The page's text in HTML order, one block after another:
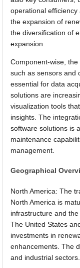
operational
the expansion of
the diversification of
expansion.
Component-wise,
such as sensors and
essential for data
solutions are
visualization tools
insights. The
software solutions is
maintenance
management.
Geographical
North America: The
North America is
infrastructure and
The United States
investments in
enhancements. The
and industrial sectors.